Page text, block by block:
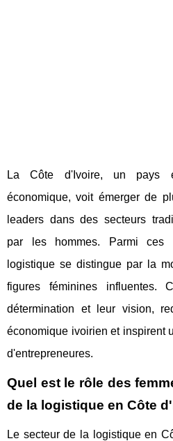
La Côte d'Ivoire, un pays
économique, voit émerger de
leaders dans des secteurs
par les hommes. Parmi ces
logistique se distingue par la
figures féminines influentes.
détermination et leur vision,
économique ivoirien et inspirent
d'entrepreneures.
Quel est le rôle des
de la logistique en Côte
Le secteur de la logistique en